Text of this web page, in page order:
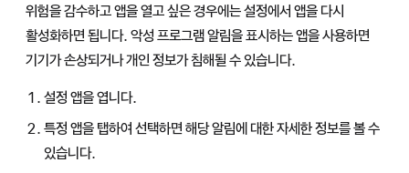
위험을 감수하고 앱을 열고 싶은 경우에는 설정에서 앱을 다시
활성화하면 됩니다. 악성 프로그램 알림을 표시하는 앱을 사용하면
기기가 손상되거나 개인 정보가 침해될 수 있습니다.
설정 앱을 엽니다.
특정 앱을 탭하여 선택하면 해당 알림에 대한 자세한 정보를 볼 수
있습니다.